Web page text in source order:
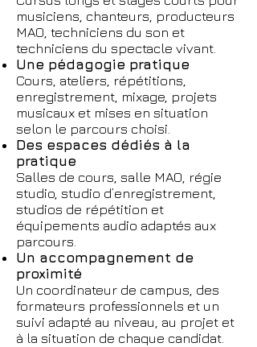
musiciens, chanteurs, producteurs
MAO, techniciens du son et
techniciens du spectacle vivant.
Une pédagogie pratique
Cours, ateliers, répétitions,
enregistrement, mixage, projets
musicaux et mises en situation
selon le parcours choisi.
Des espaces dédiés à la
pratique
Salles de cours, salle MAO, régie
studio, studio d’enregistrement,
studios de répétition et
équipements audio adaptés aux
parcours.
Un accompagnement de
proximité
Un coordinateur de campus, des
formateurs professionnels et un
suivi adapté au niveau, au projet et
à la situation de chaque candidat.